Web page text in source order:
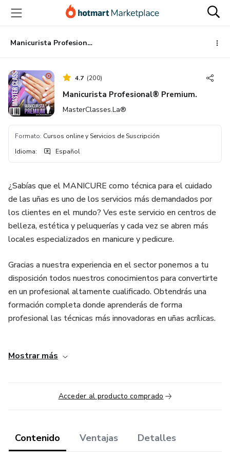
principal
página
de
página
Manicurista Profesional® Premium.
4.7 (200)
Manicurista Profesional® Premium.
MasterClasses.La®
Formato: Cursos online y Servicios de Suscripción
Idioma: Español
¿Sabías que el MANICURE como técnica para el cuidado
de las uñas es uno de los servicios más demandados por
los clientes en el mundo? Ves este servicio en centros de
belleza, estética y peluquerías y cada vez se abren más
locales especializados en manicure y pedicure.
Gracias a nuestra experiencia en el sector ponemos a tu
disposición todos nuestros conocimientos para convertirte
en un profesional altamente cualificado. Obtendrás una
formación completa donde aprenderás de forma
profesional las técnicas más innovadoras en uñas acrílicas.
aquellas mujeres apasionadas que amen éste maravilloso
hacer de esta pasión un negocio rentable.
Nuestro Curso Online “Manicurista Profesional® Premium”
No es necesario un conocimiento previo. En este
MasterClass te enseñamos desde cero:
Mostrar más
Acceder al producto comprado
Contenido Ventajas Detalles